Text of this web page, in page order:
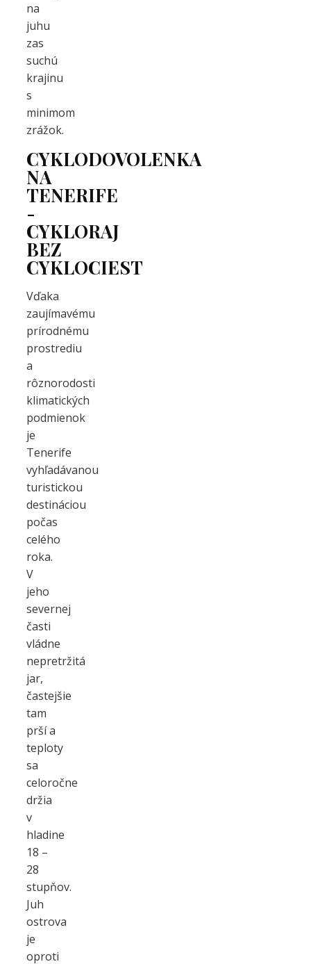
na
juhu
zas
suchú
krajinu
s
minimom
zrážok.
CYKLODOVOLENKA
NA
TENERIFE
-
CYKLORAJ
BEZ
CYKLOCIEST
Vďaka
zaujímavému
prírodnému
prostrediu
a
rôznorodosti
klimatických
podmienok
je
Tenerife
vyhľadávanou
turistickou
destináciou
počas
celého
roka.
V
jeho
severnej
časti
vládne
nepretržitá
jar,
častejšie
tam
prší a
teploty
sa
celoročne
držia
v
hladine
18 –
28
stupňov.
Juh
ostrova
je
oproti